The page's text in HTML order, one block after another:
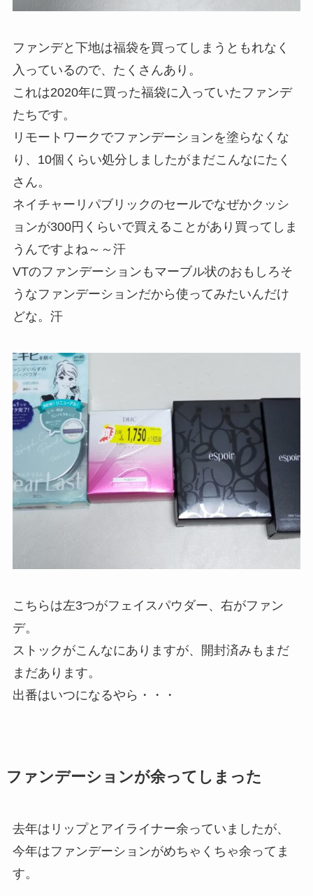
ファンデと下地は福袋を買ってしまうともれなく
入っているので、たくさんあり。
これは2020年に買った福袋に入っていたファンデ
たちです。
リモートワークでファンデーションを塗らなくな
り、10個くらい処分しましたがまだこんなにたく
さん。
ネイチャーリパブリックのセールでなぜかクッシ
ョンが300円くらいで買えることがあり買ってしま
うんですよね～～汗
VTのファンデーションもマーブル状のおもしろそ
うなファンデーションだから使ってみたいんだけ
どな。汗
こちらは左3つがフェイスパウダー、右がファン
デ。
ストックがこんなにありますが、開封済みもまだ
まだあります。
出番はいつになるやら・・・
ファンデーションが余ってしまった
去年はリップとアイライナー余っていましたが、
今年はファンデーションがめちゃくちゃ余ってま
す。